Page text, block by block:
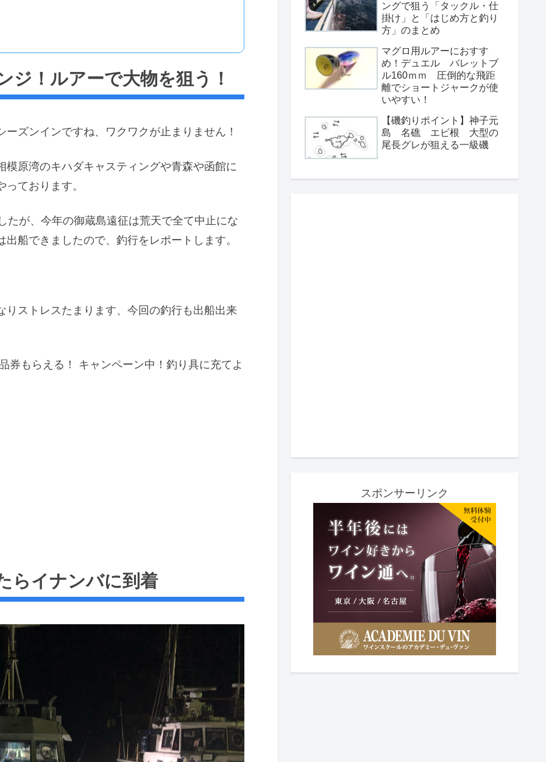
ジ！ルアーで大物を狙う！
ズンインですね、ワクワクが止まりません！
原湾のキハダキャスティングや青森や函館に
ております。
たが、今年の御蔵島遠征は荒天で全て中止にな
船できましたので、釣行をレポートします。
ストレスたまります、今回の釣行も出船出来
もらえる！ キャンペーン中！釣り具に充てよ
らイナンバに到着
ングで狙う「タックル・仕
掛け」と「はじめ方と釣り
方」のまとめ
マグロ用ルアーにおすす
め！デュエル バレットブ
ル160ｍｍ 圧倒的な飛距
離でショートジャークが使
いやすい！
【磯釣りポイント】神子元
島 名礁 エビ根 大型の
尾長グレが狙える一級磯
スポンサーリンク